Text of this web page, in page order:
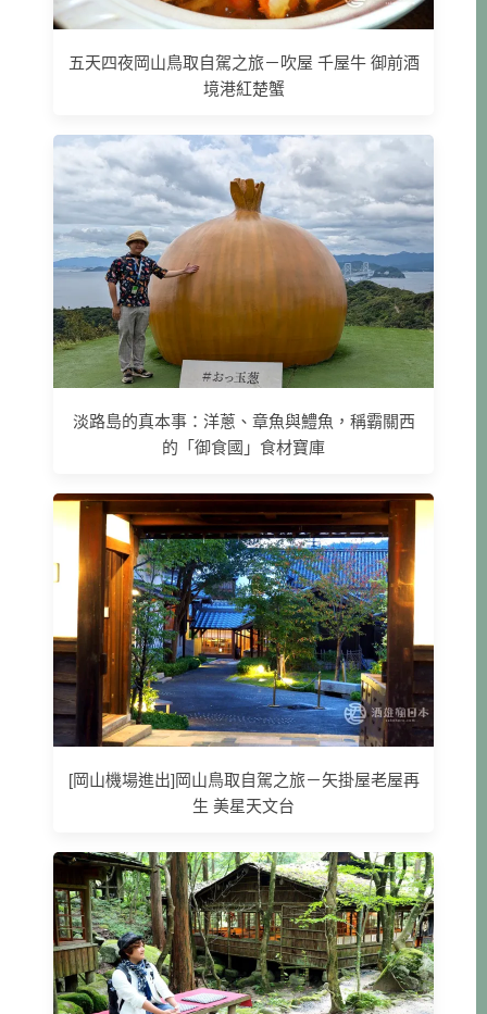
五天四夜岡山鳥取自駕之旅－吹屋 千屋牛 御前酒
境港紅楚蟹
淡路島的真本事：洋蔥、章魚與鱧魚，稱霸關西
的「御食國」食材寶庫
[岡山機場進出]岡山鳥取自駕之旅－矢掛屋老屋再
生 美星天文台